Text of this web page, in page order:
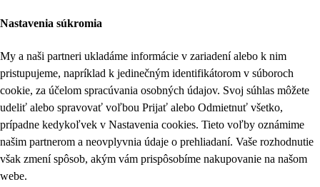
Nastavenia súkromia
My a naši partneri ukladáme informácie v zariadení alebo k nim
pristupujeme, napríklad k jedinečným identifikátorom v súboroch
cookie, za účelom spracúvania osobných údajov. Svoj súhlas môžete
udeliť alebo spravovať voľbou Prijať alebo Odmietnuť všetko,
prípadne kedykoľvek v Nastavenia cookies. Tieto voľby oznámime
našim partnerom a neovplyvnia údaje o prehliadaní. Vaše rozhodnutie
však zmení spôsob, akým vám prispôsobíme nakupovanie na našom
webe.